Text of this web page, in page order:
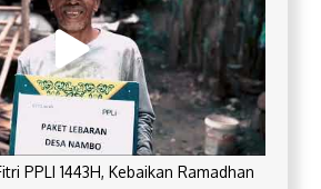
PPLI 1443H, Kebaikan Ramadhan